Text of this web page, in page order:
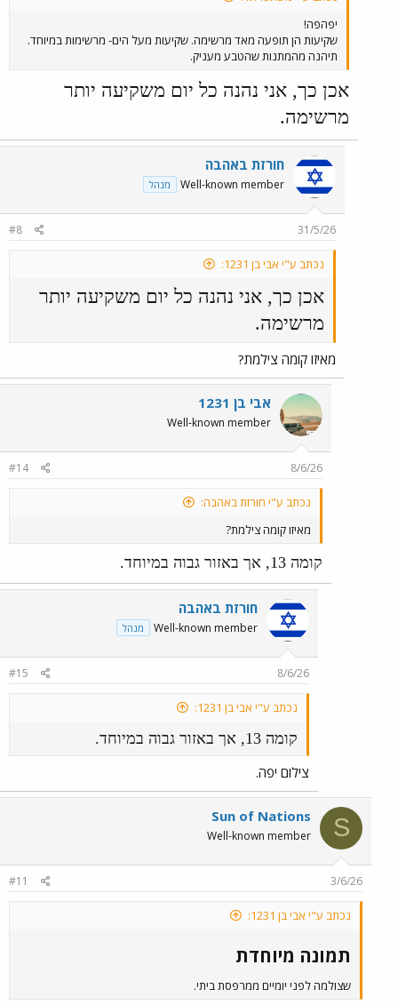
יפהפה!
שקיעות הן תופעה מאד מרשימה. שקיעות מעל הים- מרשימות במיוחד.
תיהנה מהמתנות שהטבע מעניק.
אכן כך, אני נהנה כל יום משקיעה יותר
מרשימה.
חורזת באהבה
Well-known member מנהל
31/5/26
#8
נכתב ע"י אבי בן 1231:
אכן כך, אני נהנה כל יום משקיעה יותר
מרשימה.
מאיזו קומה צילמת?
אבי בן 1231
Well-known member
8/6/26
#14
נכתב ע"י חורזת באהבה:
מאיזו קומה צילמת?
קומה 13, אך באזור גבוה במיוחד.
חורזת באהבה
Well-known member מנהל
8/6/26
#15
נכתב ע"י אבי בן 1231:
קומה 13, אך באזור גבוה במיוחד.
צילום יפה.
S
Sun of Nations
Well-known member
3/6/26
#11
נכתב ע"י אבי בן 1231:
תמונה מיוחדת​
שצולמה לפני יומיים ממרפסת ביתי.